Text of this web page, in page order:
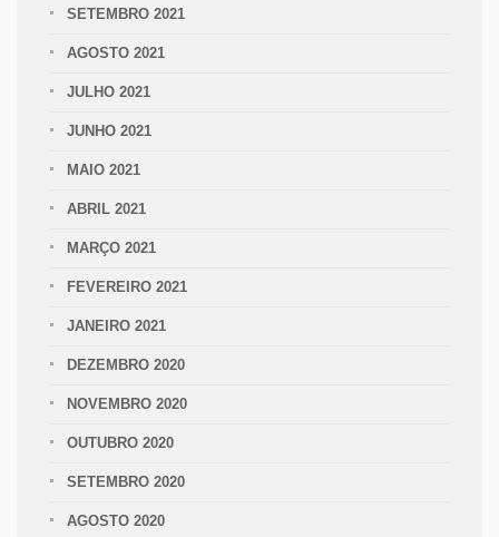
SETEMBRO 2021
AGOSTO 2021
JULHO 2021
JUNHO 2021
MAIO 2021
ABRIL 2021
MARÇO 2021
FEVEREIRO 2021
JANEIRO 2021
DEZEMBRO 2020
NOVEMBRO 2020
OUTUBRO 2020
SETEMBRO 2020
AGOSTO 2020